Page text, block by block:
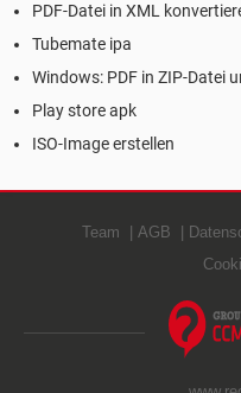
PDF-Datei in XML
Tubemate ipa
Windows: PDF in ZIP-Datei
Play store apk
ISO-Image erstellen
Team AGB